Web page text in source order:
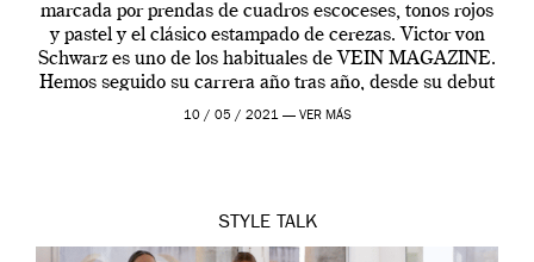
marcada por prendas de cuadros escoceses, tonos rojos
y pastel y el clásico estampado de cerezas. Victor von
Schwarz es uno de los habituales de VEIN MAGAZINE.
Hemos seguido su carrera año tras año, desde su debut
[…]
10 / 05 / 2021 — VER MÁS
STYLE TALK